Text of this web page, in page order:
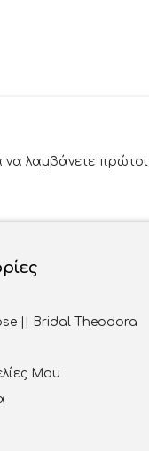
να λαμβάνετε πρώτοι
|| Bridal Theodora
Μου